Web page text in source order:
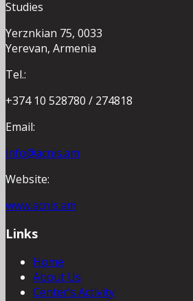
Studies
Yerznkian 75, 0033
Yerevan, Armenia
Tel.:
+374 10 528780 / 274818
Email:
info@acnis.am
Website:
www.acnis.am
Links
Home
About Us
Center’s Activity